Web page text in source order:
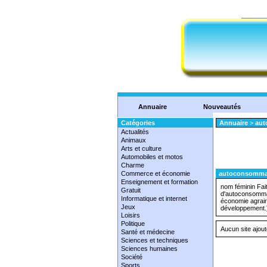
Annuaire Nouveautés
Catégories
Actualités
Animaux
Arts et culture
Automobiles et motos
Charme
Commerce et économie
Enseignement et formation
Gratuit
Informatique et internet
Jeux
Loisirs
Politique
Santé et médecine
Sciences et techniques
Sciences humaines
Société
Sports
Annuaire >
nom féminin
économie
Aucun site